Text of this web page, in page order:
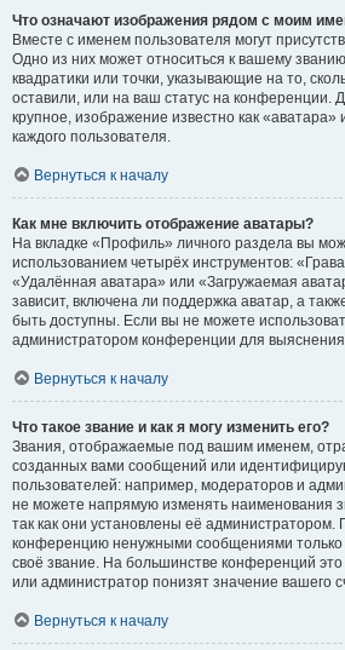
Что означают изображения рядом с моим
Вместе с именем пользователя могут
Одно из них может относиться к вашему
квадратики или точки, указывающие на то,
оставили, или на ваш статус на конференции.
крупное, изображение известно как «аватара»
каждого пользователя.
Вернуться к началу
Как мне включить отображение аватары?
На вкладке «Профиль» личного раздела вы
использованием четырёх инструментов:
«Удалённая аватара» или «Загружаемая
зависит, включена ли поддержка аватар, а
быть доступны. Если вы не можете
администратором конференции для
Вернуться к началу
Что такое звание и как я могу изменить его?
Звания, отображаемые под вашим именем,
созданных вами сообщений или
пользователей: например, модераторов и
не можете напрямую изменять наименования
так как они установлены её администратором.
конференцию ненужными сообщениями только
своё звание. На большинстве конференций
или администратор понизят значение вашего
Вернуться к началу